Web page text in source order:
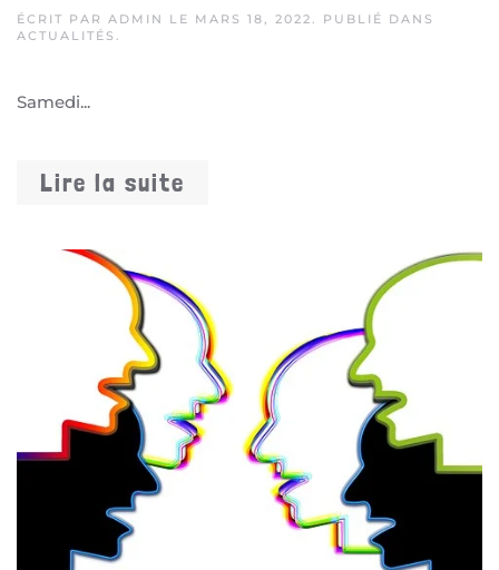
ÉCRIT PAR ADMIN LE MARS 18, 2022. PUBLIÉ DANS
ACTUALITÉS .
Samedi...
Lire la suite